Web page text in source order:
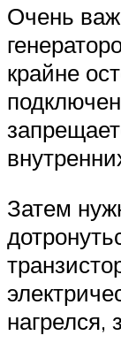
Очень
крайне
Затем
нагрелся,